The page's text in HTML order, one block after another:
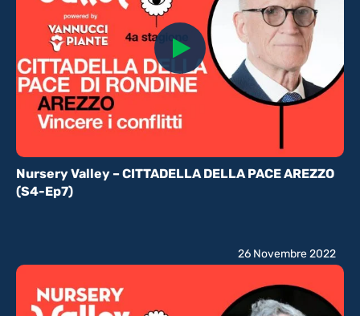
Nursery Valley – CITTADELLA DELLA PACE AREZZO
(S4-Ep7)
26 Novembre 2022